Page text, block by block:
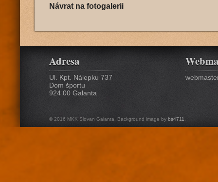
Návrat na fotogalerii
Adresa
Ul. Kpt. Nálepku 737
Dom športu
924 00 Galanta
© 2016 MKK Slovan Galanta. Background image by bs4711